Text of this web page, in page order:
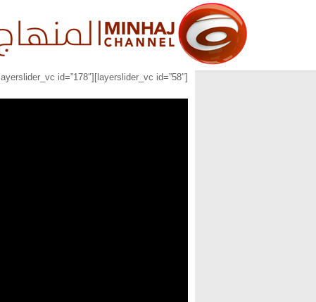
[layerslider_vc id=”58″][layerslider_vc id=”178″][layerslider_vc id=”179″]